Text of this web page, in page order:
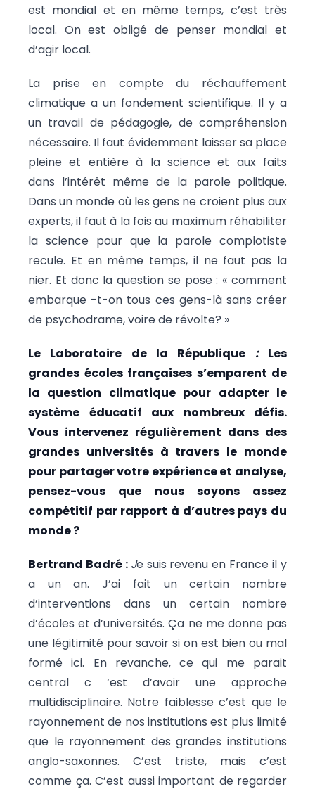
est mondial et en même temps, c’est très
local. On est obligé de penser mondial et
d’agir local.
La
prise en compte du réchauffement
climatique a un fondement scientifique. Il y a
un travail de pédagogie, de compréhension
nécessaire. Il faut évidemment laisser sa place
pleine et entière à la science et aux faits
dans l’intérêt même de la parole politique.
Dans un monde où les gens ne croient plus aux
experts, il faut à la fois au maximum réhabiliter
la science pour que la parole complotiste
recule. Et en même temps, il ne faut pas la
nier. Et donc la question se pose : « comment
embarque -t-on tous ces gens-là sans créer
de psychodrame, voire de révolte? »
Le Laboratoire de la République : Les
grandes écoles françaises s’emparent de
la question climatique pour adapter le
système éducatif aux nombreux défis.
Vous intervenez régulièrement dans des
grandes universités à travers le monde
pour partager votre expérience et analyse,
pensez-vous que nous soyons assez
compétitif par rapport à d’autres pays du
monde ?
Bertrand Badré : Je suis revenu en France il y
a un an. J’ai fait un certain nombre
d’interventions dans un certain nombre
d’écoles et d’universités. Ça ne me donne pas
une légitimité pour savoir si on est bien ou mal
formé ici. En revanche, ce qui me parait
central c ‘est d’avoir une approche
multidisciplinaire. Notre faiblesse c’est que le
rayonnement de nos institutions est plus limité
que le rayonnement des grandes institutions
anglo-saxonnes. C’est triste, mais c’est
comme ça. C’est aussi important de regarder